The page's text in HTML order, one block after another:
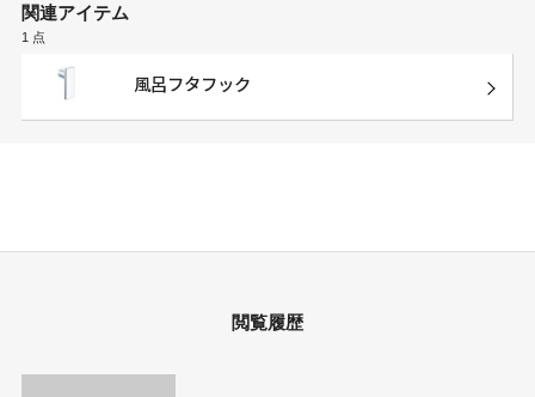
関連アイテム
1 点
風呂フタフック
閲覧履歴